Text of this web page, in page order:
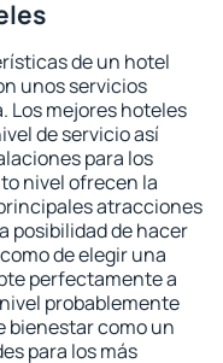
de un hotel
unos servicios
Los mejores hoteles
de servicio así
para los
nivel ofrecen la
atracciones
posibilidad de hacer
de elegir una
perfectamente a
probablemente
bienestar como un
para los más